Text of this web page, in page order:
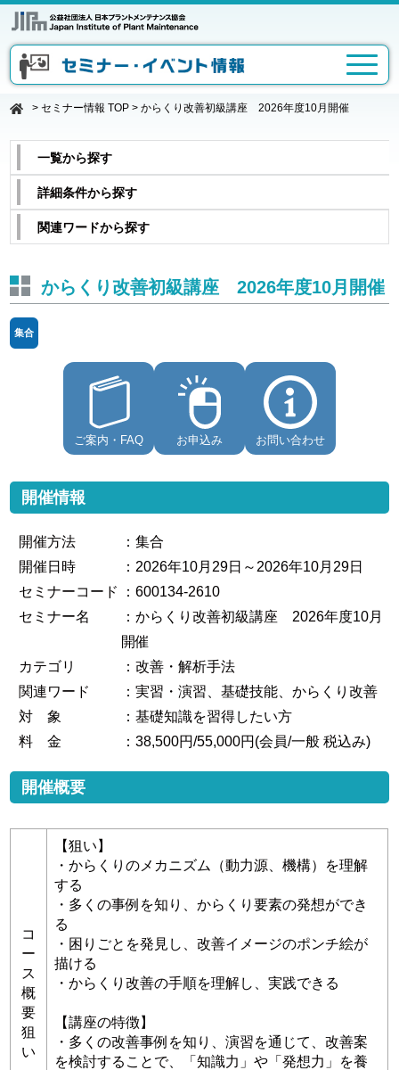
>セミナー情報 TOP >からくり改善初級講座 2026年度10月開催
一覧から探す
詳細条件から探す
関連ワードから探す
からくり改善初級講座 2026年度10月開催
集合
ご案内・FAQ お申込み お問い合わせ
開催情報
開催方法
：集合
開催日時
：2026年10月29日～2026年10月29日
セミナーコード
：600134-2610
セミナー名
：からくり改善初級講座 2026年度10月
開催
カテゴリ
：改善・解析手法
関連ワード
：実習・演習、基礎技能、からくり改善
対 象
：基礎知識を習得したい方
料 金
：38,500円/55,000円(会員/一般 税込み)
開催概要
コ
ー
ス
概
要
狙
い
【狙い】
・からくりのメカニズム（動力源、機構）を理解
する
・多くの事例を知り、からくり要素の発想ができ
る
・困りごとを発見し、改善イメージのポンチ絵が
描ける
・からくり改善の手順を理解し、実践できる
【講座の特徴】
・多くの改善事例を知り、演習を通じて、改善案
を検討することで、「知識力」や「発想力」を養